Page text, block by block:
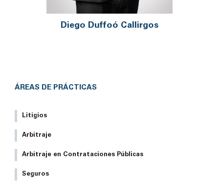
Diego Duffoó Callirgos
ÁREAS DE PRÁCTICAS
Litigios
Arbitraje
Arbitraje en Contrataciones Públicas
Seguros